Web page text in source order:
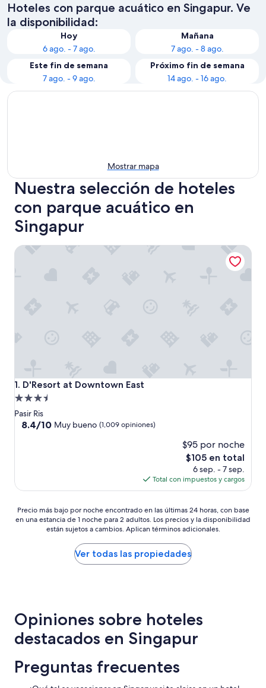
Hoteles con parque acuático en Singapur. Ve
la disponibilidad:
Hoy
6 ago. - 7 ago.
Mañana
7 ago. - 8 ago.
Este fin de semana
7 ago. - 9 ago.
Próximo fin de semana
14 ago. - 16 ago.
Mostrar mapa
Nuestra selección de hoteles
con parque acuático en
Singapur
1. D'Resort at Downtown East
D'Resort at Downtown East
Propiedad
de
3.5
Pasir Ris
8.4
opiniones)
8.4/10 Muy bueno (1,009 opiniones)
$95 por noche
El
precio
actual
es
$105
$105 en total
6 sep. - 7 sep.
Total con impuestos y cargos
D'Resort at Downtown East
Precio
más
horas,
con
base
una
estancia
Precio más bajo por noche encontrado en las últimas 24 horas, con base
en una estancia de 1 noche para 2 adultos. Los precios y la disponibilidad
están sujetos a cambios. Aplican términos adicionales.
Ver todas las propiedades
Opiniones sobre hoteles
destacados en Singapur
Preguntas frecuentes